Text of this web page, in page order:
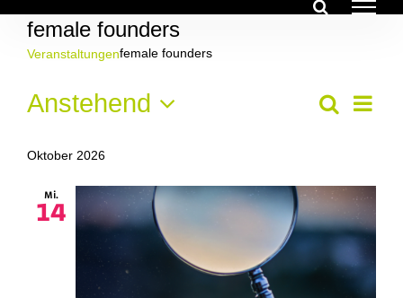
Inhalt
springen
female founders
Veranstaltungenfemale founders
Veranstaltungen
und
Suche
Liste
Anstehend
wählen.
Oktober 2026
Mi.
14